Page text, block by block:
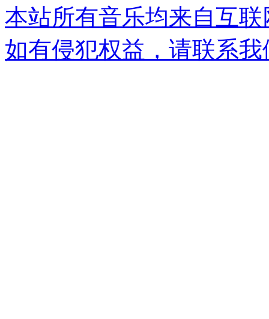
本站所有音乐均来自互
如有侵犯权益，请联系